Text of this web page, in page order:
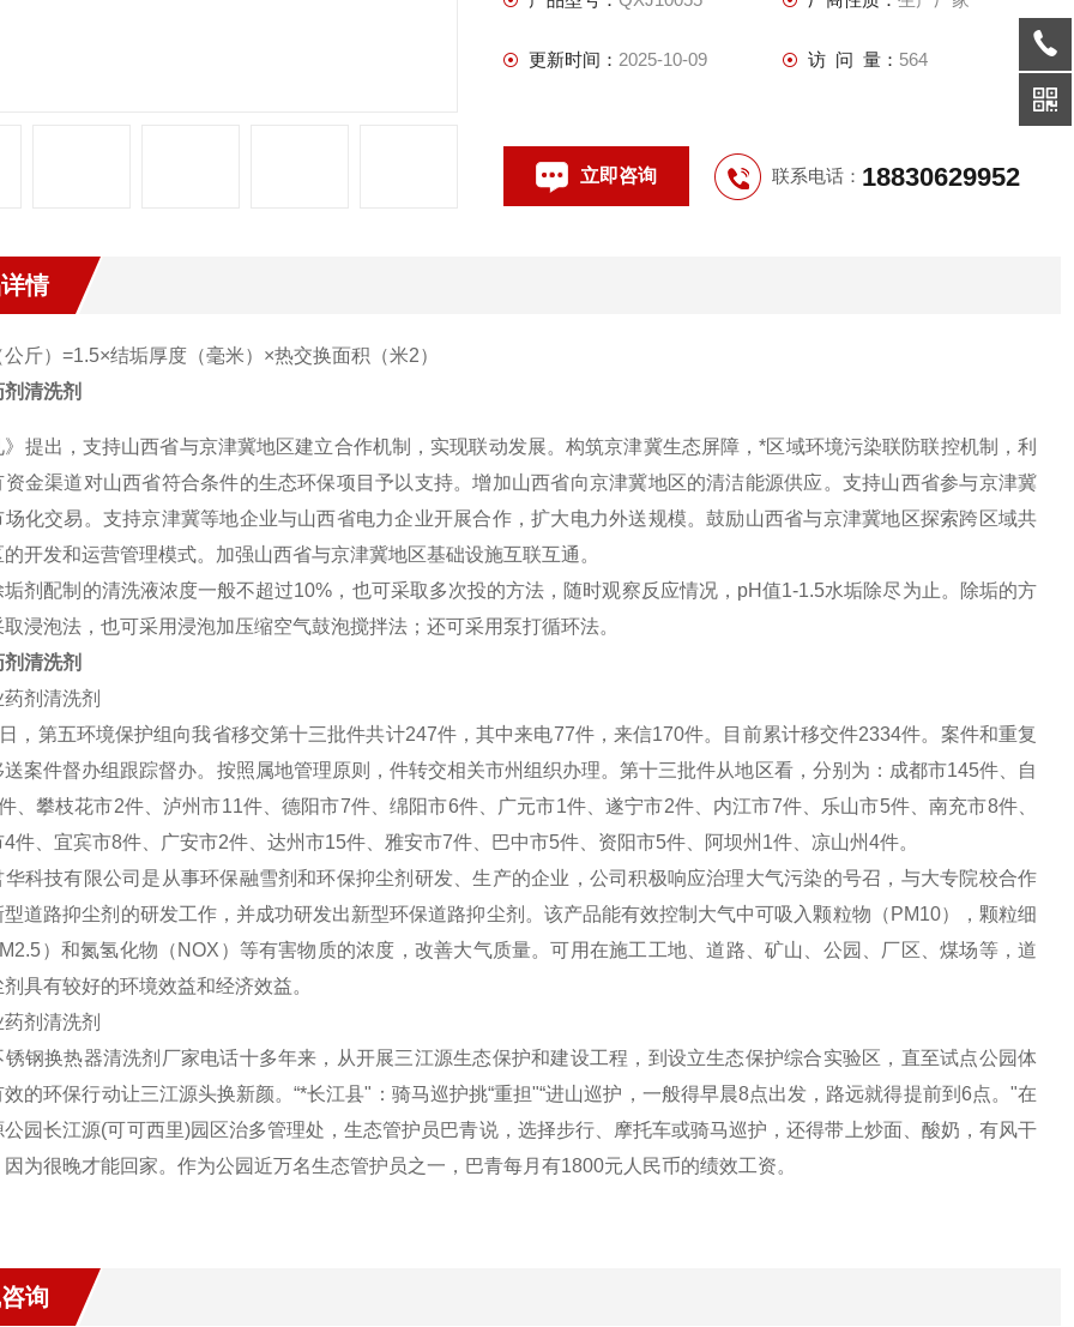
更新时间： 2025-10-09 访 问 量： 564
立即咨询 联系电话： 18830629952
情
斤）=1.5×结垢厚度（毫米）×热交换面积（米2）
清洗剂
》提出，支持山西省与京津冀地区建立合作机制，实现联动发展。构筑京津冀生态屏障，*区域环境污染联防联控机制，利
资金渠道对山西省符合条件的生态环保项目予以支持。增加山西省向京津冀地区的清洁能源供应。支持山西省参与京津冀
场化交易。支持京津冀等地企业与山西省电力企业开展合作，扩大电力外送规模。鼓励山西省与京津冀地区探索跨区域共
开发和运营管理模式。加强山西省与京津冀地区基础设施互联互通。
垢剂配制的清洗液浓度一般不超过10%，也可采取多次投的方法，随时观察反应情况，pH值1-1.5水垢除尽为止。除垢的方
浸泡法，也可采用浸泡加压缩空气鼓泡搅拌法；还可采用泵打循环法。
清洗剂
，第五环境保护组向我省移交第十三批件共计247件，其中来电77件，来信170件。目前累计移交件2334件。案件和重复
送案件督办组跟踪督办。按照属地管理原则，件转交相关市州组织办理。第十三批件从地区看，分别为：成都市145件、自
、攀枝花市2件、泸州市11件、德阳市7件、绵阳市6件、广元市1件、遂宁市2件、内江市7件、乐山市5件、南充市8件、
件、宜宾市8件、广安市2件、达州市15件、雅安市7件、巴中市5件、资阳市5件、阿坝州1件、凉山州4件。
华科技有限公司是从事环保融雪剂和环保抑尘剂研发、生产的企业，公司积极响应治理大气污染的号召，与大专院校合作
型道路抑尘剂的研发工作，并成功研发出新型环保道路抑尘剂。该产品能有效控制大气中可吸入颗粒物（PM10），颗粒细
）和氮氢化物（NOX）等有害物质的浓度，改善大气质量。可用在施工工地、道路、矿山、公园、厂区、煤场等，道
具有较好的环境效益和经济效益。
锈钢换热器清洗剂厂家电话十多年来，从开展三江源生态保护和建设工程，到设立生态保护综合实验区，直至试点公园体
效的环保行动让三江源头换新颜。“*长江县"：骑马巡护挑“重担"“进山巡护，一般得早晨8点出发，路远就得提前到6点。"在
公园长江源(可可西里)园区治多管理处，生态管护员巴青说，选择步行、摩托车或骑马巡护，还得带上炒面、酸奶，有风干
为很晚才能回家。作为公园近万名生态管护员之一，巴青每月有1800元人民币的绩效工资。
询